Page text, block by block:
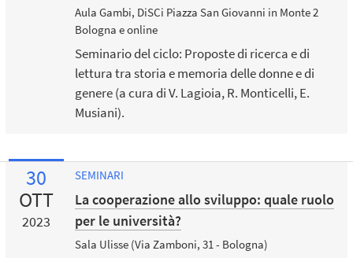
Aula Gambi, DiSCi Piazza San Giovanni in Monte 2
Bologna e online
Seminario del ciclo: Proposte di ricerca e di
lettura tra storia e memoria delle donne e di
genere (a cura di V. Lagioia, R. Monticelli, E.
Musiani).
30
OTT
2023
SEMINARI
La cooperazione allo sviluppo: quale ruolo
per le università?
Sala Ulisse (Via Zamboni, 31 - Bologna)